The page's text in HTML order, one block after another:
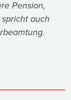
Pension,
auch